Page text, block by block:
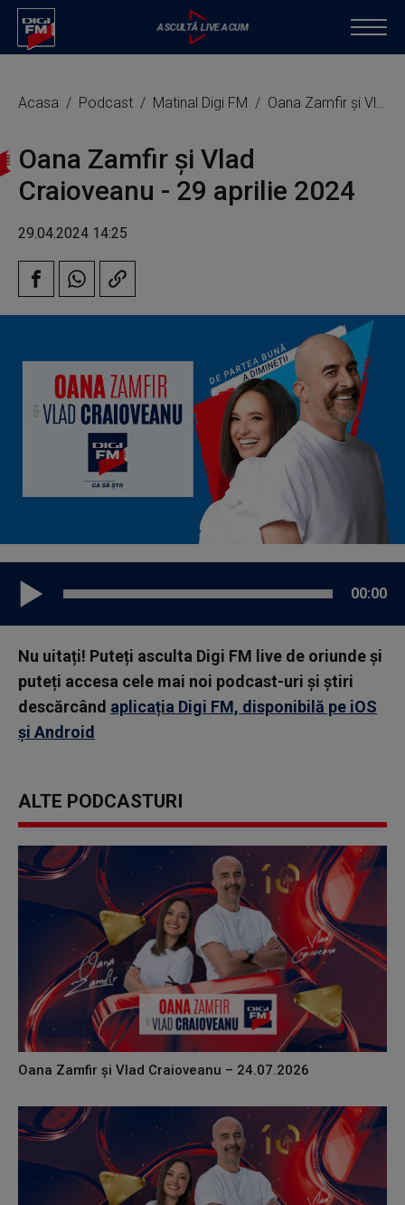
Acasa Podcast Matinal Digi FM Oana Zamfir și Vlad Craioveanu - 29 aprilie 2024
Oana Zamfir și Vlad
Craioveanu - 29 aprilie 2024
29.04.2024 14:25
00:00
Nu uitați! Puteți asculta Digi FM live de oriunde și
puteți accesa cele mai noi podcast-uri și știri
descărcând aplicația Digi FM, disponibilă pe iOS
și Android
ALTE PODCASTURI
Oana Zamfir și Vlad Craioveanu – 24.07.2026